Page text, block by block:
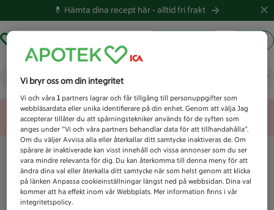
💊 Hämta dina recept här -alltid fri frakt
Vad letar du efter idag?
Unknown error
Vi bryr oss om din integritet
Vi och våra1 partners lagrar och får tillgång till personuppgifter som
webbläsardata eller unika identifierare på din enhet. Genom att välja Jag
accepterar tillåter du att spårningstekniker används för de syften som
anges under ”Vi och våra partners behandlar data för att tillhandahålla”.
Om du väljer Avvisa alla eller återkallar ditt samtycke inaktiveras de. Om
spårare är inaktiverade kan visst innehåll och vissa annonser som du ser
vara mindre relevanta för dig. Du kan återkomma till denna meny för att
ändra dina val eller återkalla ditt samtycke när som helst genom att klicka
på länken Anpassa cookieinställningar längst ned på webbsidan. Dina val
kommer att ha effekt inom vår Webbplats. Mer information finns i vår
integritetspolicy.